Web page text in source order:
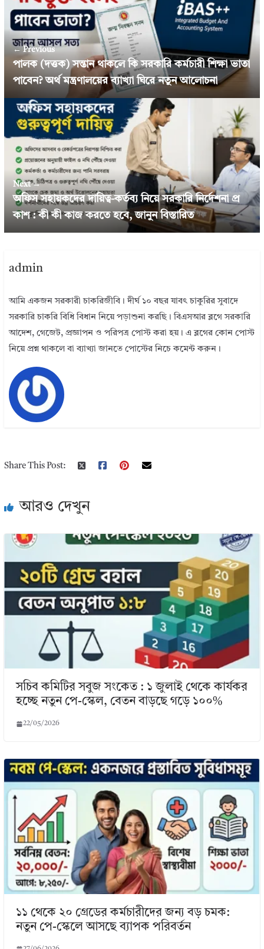
← Previous
পালক (দত্তক) সন্তান থাকলে কি সরকারি কর্মচারী শিক্ষা ভাতা
পাবেন? অর্থ মন্ত্রণালয়ের ব্যাখ্যা ঘিরে নতুন আলোচনা
Next →
অফিস সহায়কদের দায়িত্ব-কর্তব্য নিয়ে সরকারি নির্দেশনা প্র
কাশ : কী কী কাজ করতে হবে, জানুন বিস্তারিত
admin
আমি একজন সরকারী চাকরিজীবি। দীর্ঘ ১০ বছর যাবৎ চাকুরির সুবাদে
সরকারি চাকরি বিধি বিধান নিয়ে পড়াশুনা করছি। বিএসআর ব্লগে সরকারি
আদেশ, গেজেট, প্রজ্ঞাপন ও পরিপত্র পোস্ট করা হয়। এ ব্লগের কোন পোস্ট
নিয়ে প্রশ্ন থাকলে বা ব্যাখ্যা জানতে পোস্টের নিচে কমেন্ট করুন।
Share This Post:
আরও দেখুন
সচিব কমিটির সবুজ সংকেত : ১ জুলাই থেকে কার্যকর
হচ্ছে নতুন পে-স্কেল, বেতন বাড়ছে গড়ে ১০০%
22/05/2026
১১ থেকে ২০ গ্রেডের কর্মচারীদের জন্য বড় চমক:
নতুন পে-স্কেলে আসছে ব্যাপক পরিবর্তন